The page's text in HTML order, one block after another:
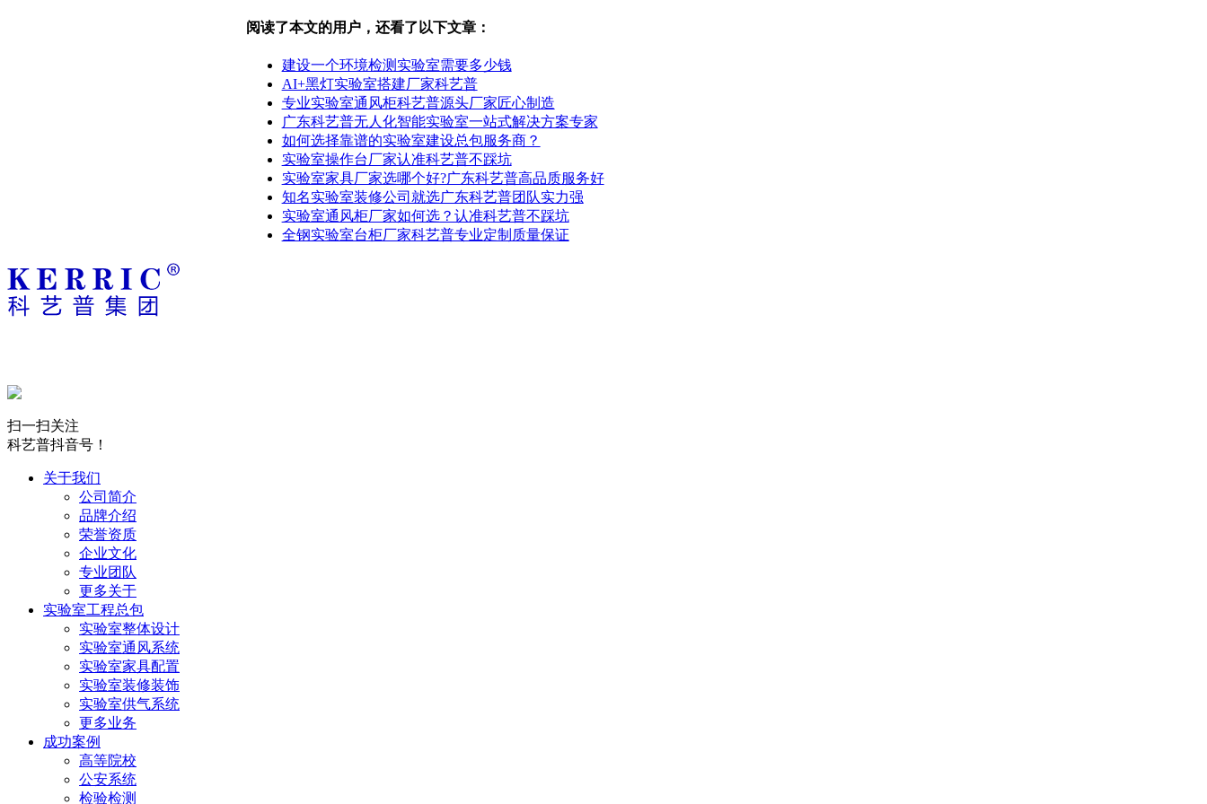
阅读了本文的用户，还看了以下文章：
建设一个环境检测实验室需要多少钱
AI+黑灯实验室搭建厂家科艺普
专业实验室通风柜科艺普源头厂家匠心制造
广东科艺普无人化智能实验室一站式解决方案专家
如何选择靠谱的实验室建设总包服务商？
实验室操作台厂家认准科艺普不踩坑
实验室家具厂家选哪个好?广东科艺普高品质服务好
知名实验室装修公司就选广东科艺普团队实力强
实验室通风柜厂家如何选？认准科艺普不踩坑
全钢实验室台柜厂家科艺普专业定制质量保证
扫一扫关注
科艺普抖音号！
关于我们
公司简介
品牌介绍
荣誉资质
企业文化
专业团队
更多关于
实验室工程总包
实验室整体设计
实验室通风系统
实验室家具配置
实验室装修装饰
实验室供气系统
更多业务
成功案例
高等院校
公安系统
检验检测